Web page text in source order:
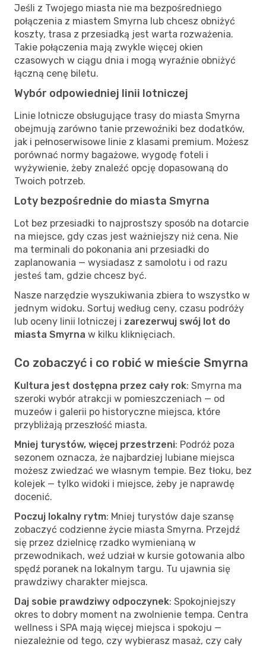
Jeśli z Twojego miasta nie ma bezpośredniego
połączenia z miastem Smyrna lub chcesz obniżyć
koszty, trasa z przesiadką jest warta rozważenia.
Takie połączenia mają zwykle więcej okien
czasowych w ciągu dnia i mogą wyraźnie obniżyć
łączną cenę biletu.
Wybór odpowiedniej linii lotniczej
Linie lotnicze obsługujące trasy do miasta Smyrna
obejmują zarówno tanie przewoźniki bez dodatków,
jak i pełnoserwisowe linie z klasami premium. Możesz
porównać normy bagażowe, wygodę foteli i
wyżywienie, żeby znaleźć opcję dopasowaną do
Twoich potrzeb.
Loty bezpośrednie do miasta Smyrna
Lot bez przesiadki to najprostszy sposób na dotarcie
na miejsce, gdy czas jest ważniejszy niż cena. Nie
ma terminali do pokonania ani przesiadki do
zaplanowania — wysiadasz z samolotu i od razu
jesteś tam, gdzie chcesz być.
Nasze narzędzie wyszukiwania zbiera to wszystko w
jednym widoku. Sortuj według ceny, czasu podróży
lub oceny linii lotniczej i zarezerwuj swój lot do
miasta Smyrna w kilku kliknięciach.
Co zobaczyć i co robić w mieście Smyrna
Kultura jest dostępna przez cały rok: Smyrna ma
szeroki wybór atrakcji w pomieszczeniach — od
muzeów i galerii po historyczne miejsca, które
przybliżają przeszłość miasta.
Mniej turystów, więcej przestrzeni: Podróż poza
sezonem oznacza, że najbardziej lubiane miejsca
możesz zwiedzać we własnym tempie. Bez tłoku, bez
kolejek — tylko widoki i miejsce, żeby je naprawdę
docenić.
Poczuj lokalny rytm: Mniej turystów daje szansę
zobaczyć codzienne życie miasta Smyrna. Przejdź
się przez dzielnicę rzadko wymienianą w
przewodnikach, weź udział w kursie gotowania albo
spędź poranek na lokalnym targu. Tu ujawnia się
prawdziwy charakter miejsca.
Daj sobie prawdziwy odpoczynek: Spokojniejszy
okres to dobry moment na zwolnienie tempa. Centra
wellness i SPA mają więcej miejsca i spokoju —
niezależnie od tego, czy wybierasz masaż, czy cały